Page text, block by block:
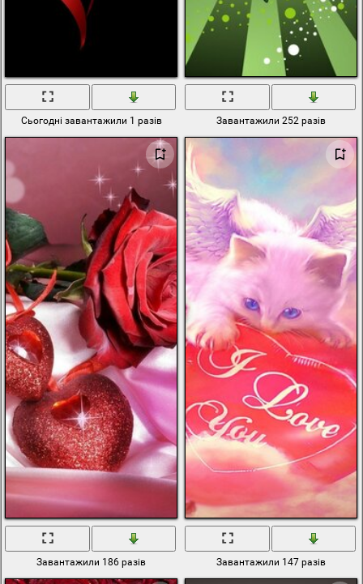
Сьогодні завантажили 1 разів Завантажили 252 разів
Завантажили 186 разів Завантажили 147 разів